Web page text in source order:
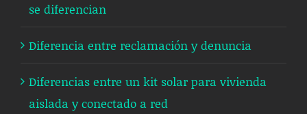
se diferencian
Diferencia entre reclamación y denuncia
Diferencias entre un kit solar para vivienda
aislada y conectado a red